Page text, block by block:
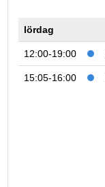
lördag
12:00-19:00
15:05-16:00